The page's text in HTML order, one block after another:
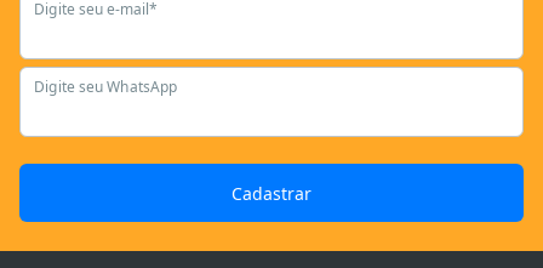
Digite seu e-mail*
Digite seu WhatsApp
Cadastrar